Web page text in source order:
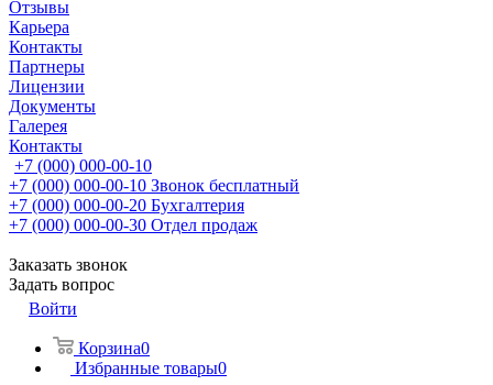
Отзывы
Карьера
Контакты
Партнеры
Лицензии
Документы
Галерея
Контакты
+7 (000) 000-00-10
+7 (000) 000-00-10 Звонок бесплатный
+7 (000) 000-00-20 Бухгалтерия
+7 (000) 000-00-30 Отдел продаж
Заказать звонок
Задать вопрос
Войти
Корзина0
Избранные товары0